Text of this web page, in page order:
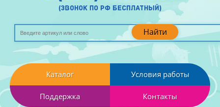
Найти
(звонок по рф бесплатный)
Каталог Условия работы
Поддержка Контакты